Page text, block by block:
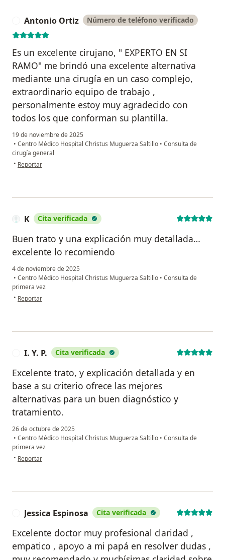
Antonio Ortiz Número de teléfono verificado
Es un excelente cirujano, " EXPERTO EN SI
RAMO" me brindó una excelente alternativa
mediante una cirugía en un caso complejo,
extraordinario equipo de trabajo ,
personalmente estoy muy agradecido con
todos los que conforman su plantilla.
19 de noviembre de 2025
• Centro Médico Hospital Christus Muguerza Saltillo • Consulta de
cirugía general
• en opinión del usuario Antonio Ortiz
Reportar
K Cita verificada
Buen trato y una explicación muy detallada…
excelente lo recomiendo
4 de noviembre de 2025
• Centro Médico Hospital Christus Muguerza Saltillo • Consulta de
primera vez
• en opinión del usuario K
Reportar
I. Y. P. Cita verificada
Excelente trato, y explicación detallada y en
base a su criterio ofrece las mejores
alternativas para un buen diagnóstico y
tratamiento.
26 de octubre de 2025
• Centro Médico Hospital Christus Muguerza Saltillo • Consulta de
primera vez
• en opinión del usuario I. Y. P.
Reportar
Jessica Espinosa Cita verificada
Excelente doctor muy profesional claridad ,
empatico , apoyo a mi papá en resolver dudas ,